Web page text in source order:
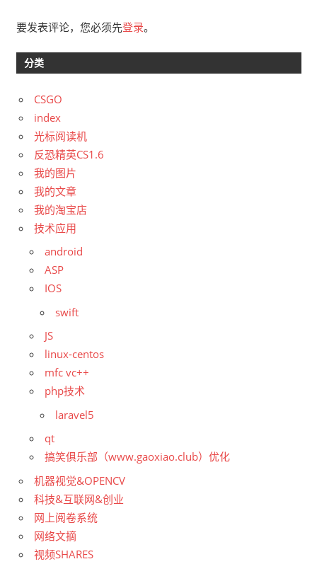
要发表评论，您必须先登录。
分类
CSGO
index
光标阅读机
反恐精英CS1.6
我的图片
我的文章
我的淘宝店
技术应用
android
ASP
IOS
swift
JS
linux-centos
mfc vc++
php技术
laravel5
qt
搞笑俱乐部（www.gaoxiao.club）优化
机器视觉&OPENCV
科技&互联网&创业
网上阅卷系统
网络文摘
视频SHARES